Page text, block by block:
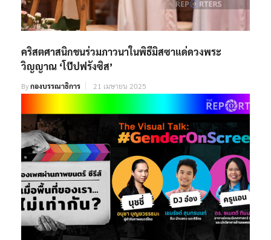
คริสตศาสนิกชนร่วมภาวนาในพิธีมิสซาแด่ดวงพระ
วิญญาณ ‘โป๊ปฟรังซิส’
Byกองบรรณาธิการ 21 เมษายน 2025